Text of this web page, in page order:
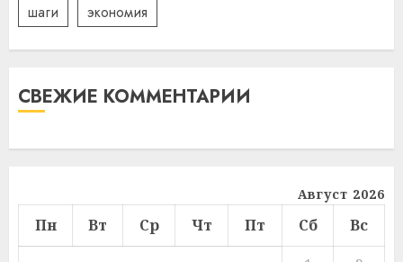
шаги
экономия
СВЕЖИЕ КОММЕНТАРИИ
Август 2026
Пн Вт Ср Чт Пт Сб
Вс